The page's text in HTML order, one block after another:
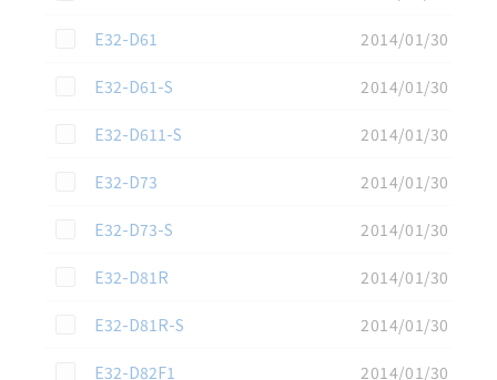
この資料を選択
E32-D61
2014/01/30
この資料を選択
E32-D61-S
2014/01/30
この資料を選択
E32-D611-S
2014/01/30
この資料を選択
E32-D73
2014/01/30
この資料を選択
E32-D73-S
2014/01/30
この資料を選択
E32-D81R
2014/01/30
この資料を選択
E32-D81R-S
2014/01/30
この資料を選択
E32-D82F1
2014/01/30